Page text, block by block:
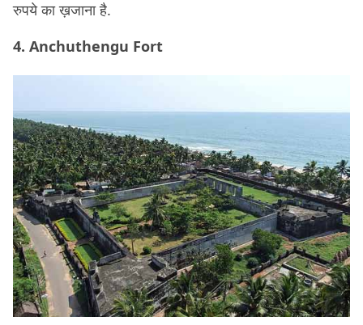
रुपये का ख़जाना है.
4. Anchuthengu Fort